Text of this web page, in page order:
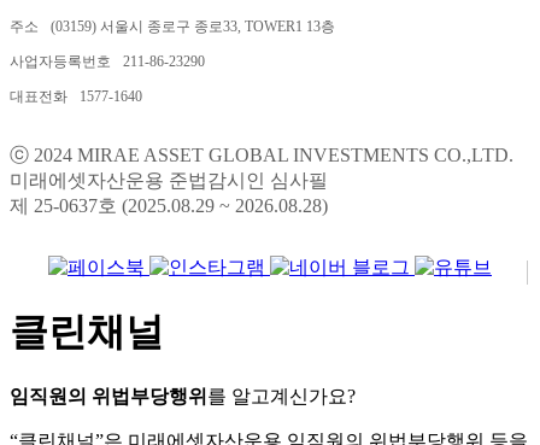
주소 (03159) 서울시 종로구 종로33, TOWER1 13층
사업자등록번호 211-86-23290
대표전화 1577-1640
ⓒ 2024 MIRAE ASSET GLOBAL INVESTMENTS CO.,LTD.
미래에셋자산운용 준법감시인 심사필
제 25-0637호 (2025.08.29 ~ 2026.08.28)
클린채널
임직원의 위법부당행위 를 알고계신가요?